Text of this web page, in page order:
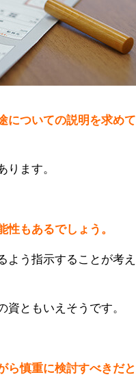
についての説明を求めて
ます。
もあるでしょう。
よう指示することが考え
ともいえそうです。
ら慎重に検討すべきだと